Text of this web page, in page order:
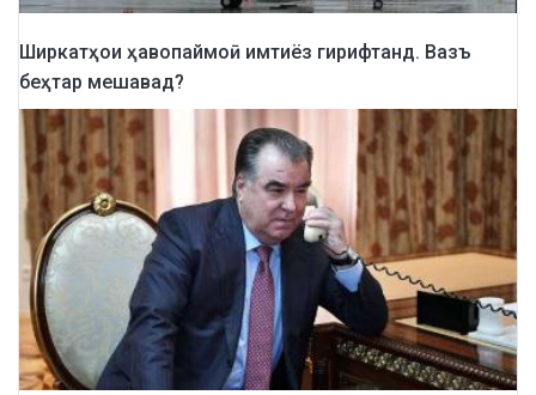
Ширкатҳои ҳавопаймоӣ имтиёз гирифтанд. Вазъ
беҳтар мешавад?